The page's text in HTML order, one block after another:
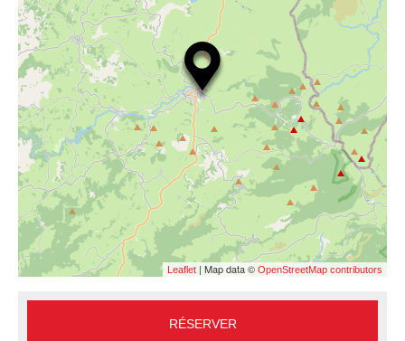
Leaflet | Map data © OpenStreetMap contributors
RÉSERVER